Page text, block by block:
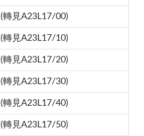
(轉見A23L17/00)
(轉見A23L17/10)
(轉見A23L17/20)
(轉見A23L17/30)
(轉見A23L17/40)
(轉見A23L17/50)